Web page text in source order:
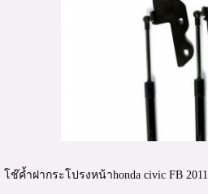
โช๊ค้ำฝากระโปรงหน้าhonda civic FB 2011